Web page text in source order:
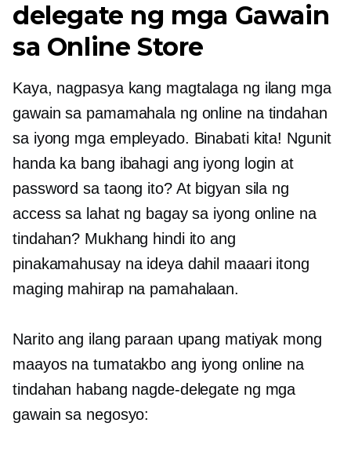
delegate ng mga Gawain
sa Online Store
Kaya, nagpasya kang magtalaga ng ilang mga
gawain sa pamamahala ng online na tindahan
sa iyong mga empleyado. Binabati kita! Ngunit
handa ka bang ibahagi ang iyong login at
password sa taong ito? At bigyan sila ng
access sa lahat ng bagay sa iyong online na
tindahan? Mukhang hindi ito ang
pinakamahusay na ideya dahil maaari itong
maging mahirap na pamahalaan.
Narito ang ilang paraan upang matiyak mong
maayos na tumatakbo ang iyong online na
tindahan habang nagde-delegate ng mga
gawain sa negosyo: